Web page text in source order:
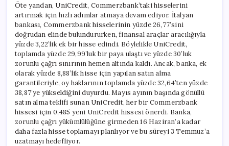
Öte yandan, UniCredit, Commerzbank’taki hisselerini
artırmak için hızlı adımlar atmaya devam ediyor. İtalyan
bankası, Commerzbank hisselerinin yüzde 26,77’sini
doğrudan elinde bulundururken, finansal araçlar aracılığıyla
yüzde 3,22’lik ek bir hisse edindi. Böylelikle UniCredit,
toplamda yüzde 29,99’luk bir paya ulaştı ve yüzde 30’luk
zorunlu çağrı sınırının hemen altında kaldı. Ancak, banka, ek
olarak yüzde 8,88’lik hisse için yapılan satın alma
garantileriyle, oy haklarının toplamda yüzde 32,64’ten yüzde
38,87’ye yükseldiğini duyurdu. Mayıs ayının başında gönüllü
satın alma teklifi sunan UniCredit, her bir Commerzbank
hissesi için 0,485 yeni UniCredit hissesi önerdi. Banka,
zorunlu çağrı yükümlülüğüne girmeden 16 Haziran’a kadar
daha fazla hisse toplamayı planlıyor ve bu süreyi 3 Temmuz’a
uzatmayı hedefliyor.